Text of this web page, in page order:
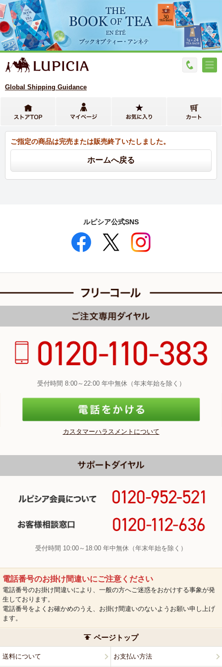
Global Shipping Guidance
ご指定の商品は完売または販売終了いたしました。
ルピシア公式SNS
受付時間 8:00～22:00 年中無休（年末年始を除く）
カスタマーハラスメントについて
受付時間 10:00～18:00 年中無休（年末年始を除く）
電話番号のお掛け間違いにご注意ください
電話番号のお掛け間違いにより、一般の方へご迷惑をおかけする事象が発
生しております。
電話番号をよくお確かめのうえ、お掛け間違いのないようお願い申し上げ
ます。
ページトップ
送料について お支払い方法